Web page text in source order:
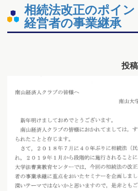
相続法改正のポイ
経営者の事業継承
投